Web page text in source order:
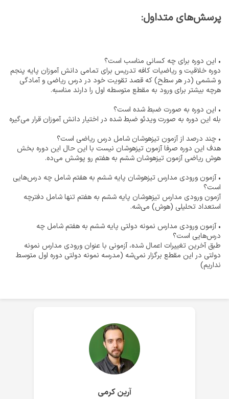
پرسش‌های متداول:
• این دوره برای چه کسانی مناسب است؟
دوره خلاقیت و ریاضیات کافه تدریس برای تمامی دانش آموزان پایه پنجم
و ششمی (در هر سطح) که قصد تقویت خود در درس ریاضی و آمادگی
هرچه بیشتر برای ورود به مقطع متوسطه اول را دارند مناسبه.
• این دوره به صورت ضبط شده است؟
بله این دوره به صورت ویدئو ضبط شده در اختیار دانش آموزان قرار می‌گیره
• چند درصد از آزمون تیزهوشان شامل درس ریاضی است؟
هدف این دوره صرفا آزمون تیزهوشان نیست با این حال این دوره بخش
هوش ریاضی آزمون تیزهوشان ششم به هفتم رو پوشش می‌ده.
• آزمون ورودی مدارس تیزهوشان پایه ششم به هفتم شامل چه درس‌هایی
است؟
آزمون ورودی مدارس تیزهوشان پایه ششم به هفتم تنها شامل دفترچه
استعداد تحلیلی (هوش) می‌شه.
• آزمون ورودی مدارس نمونه دولتی پایه ششم به هفتم شامل چه
درس‌هایی است؟
طبق آخرین تغییرات اعمال شده، آزمونی با عنوان ورودی مدارس نمونه
دولتی در این مقطع برگزار نمی‌شه‌ (مدرسه نمونه دولتی دوره اول متوسط
نداریم)
آرین کرمی